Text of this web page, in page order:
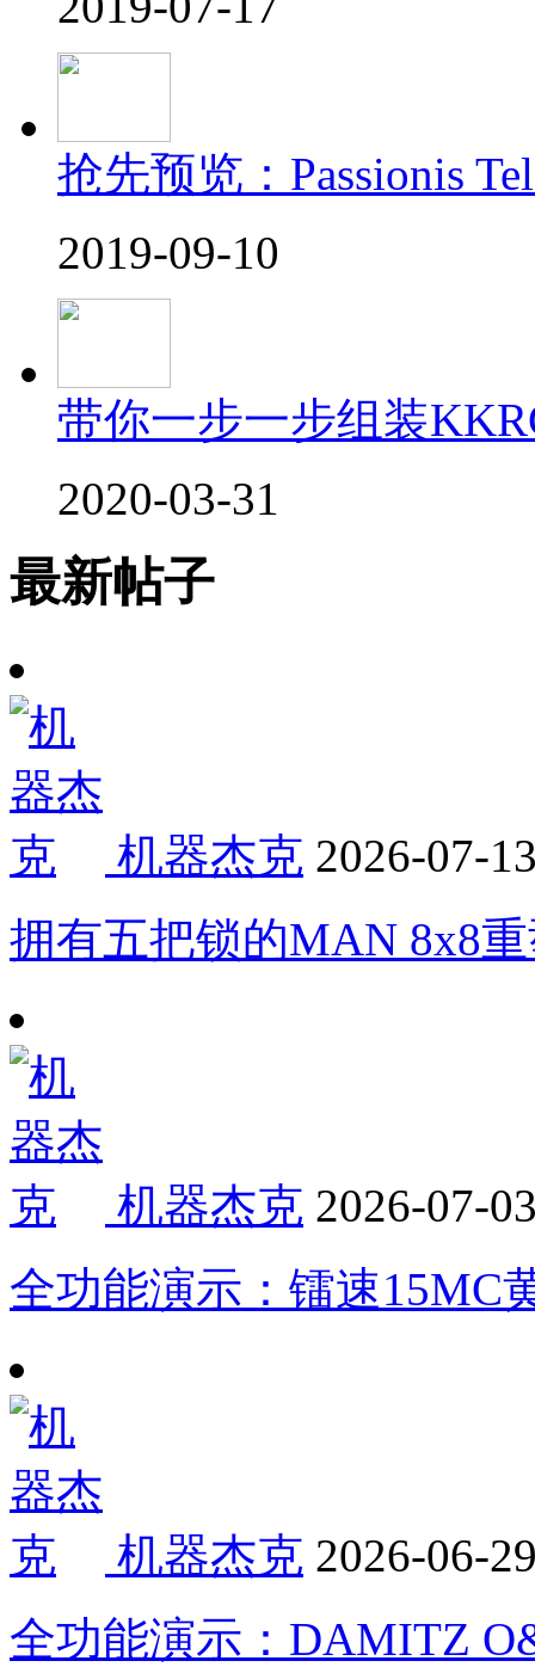
抢先预览：Passionis
2019-09-10
带你一步一步组装
2020-03-31
最新帖子
机器杰克 2026-07-
拥有五把锁的MAN 8x8
机器杰克 2026-07-
全功能演示：镭速15MC
机器杰克 2026-06-
全功能演示：DAMITZ